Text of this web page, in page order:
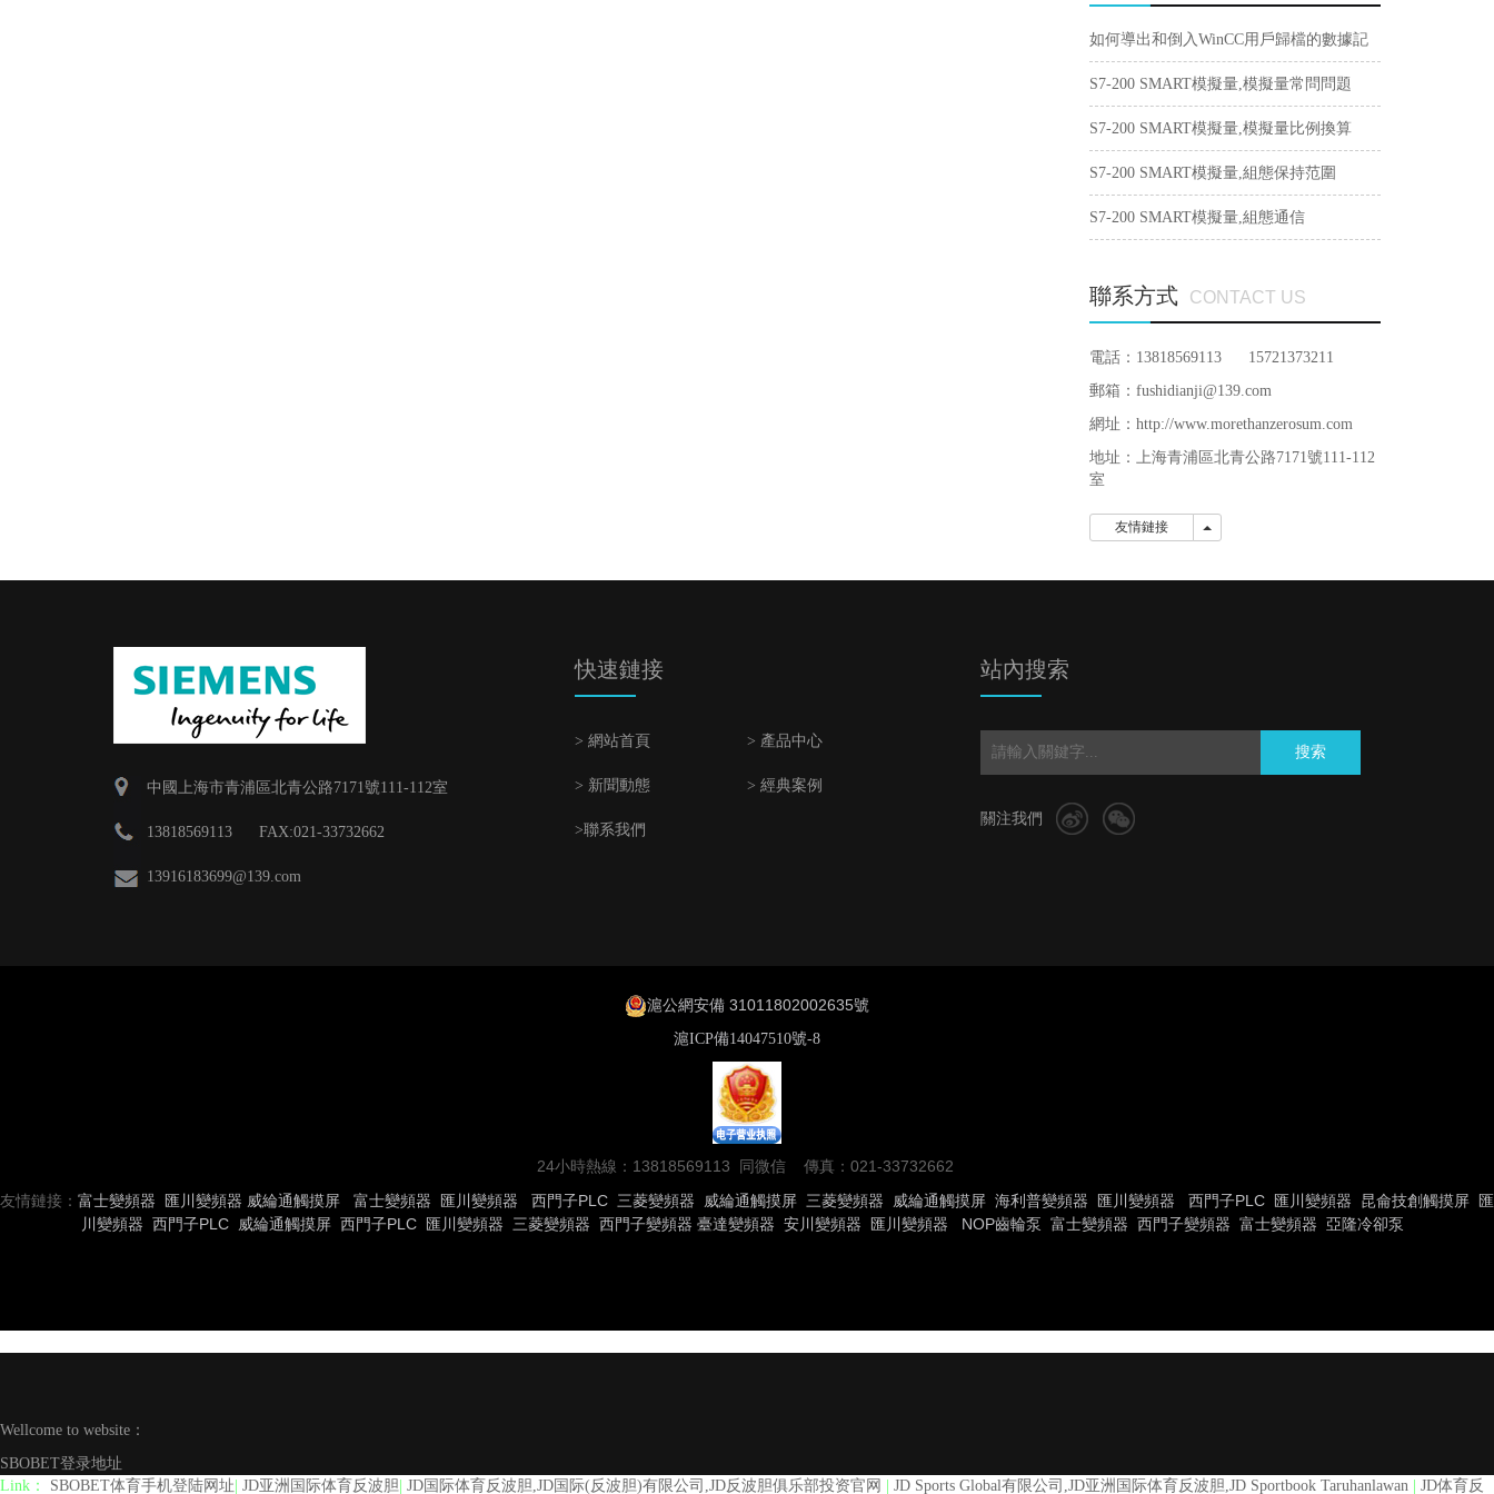
如何導出和倒入WinCC用戶歸檔的數據記
錄？
S7-200 SMART模擬量,模擬量常問問題
S7-200 SMART模擬量,模擬量比例換算
S7-200 SMART模擬量,組態保持范圍
S7-200 SMART模擬量,組態通信
聯系方式 CONTACT US
電話：13818569113 15721373211
郵箱：fushidianji@139.com
網址：http://www.morethanzerosum.com
地址： 上海青浦區北青公路7171號111-112
室
友情鏈接 友情鏈接
中國上海市青浦區北青公路7171號111-112室
13818569113 FAX:021-33732662
13916183699@139.com
快速鏈接
> 網站首頁 > 產品中心
> 新聞動態 > 經典案例
>聯系我們
站內搜索
搜索
關注我們
滬公網安備 31011802002635號
滬ICP備14047510號-8
24小時熱線：13818569113 同微信 傳真：021-33732662
友情鏈接： 富士變頻器 匯川變頻器 威綸通觸摸屏 富士變頻器 匯川變頻器 西門子PLC 三菱變頻器 威綸通觸摸屏 三菱變頻器 威綸通觸摸屏 海利普變頻器 匯川變頻器 西門子PLC 匯川變頻器 昆侖技創觸摸屏
匯
川變頻器 西門子PLC 威綸通觸摸屏 西門子PLC 匯川變頻器 三菱變頻器 西門子變頻器 臺達變頻器 安川變頻器 匯川變頻器 NOP齒輪泵 富士變頻器 西門子變頻器 富士變頻器 亞隆冷卻泵
Wellcome to website：
SBOBET登录地址
Link： SBOBET体育手机登陆网址 JD亚洲国际体育反波胆 JD国际体育反波胆,JD国际(反波胆)有限公司,JD反波胆俱乐部投资官网 JD Sports Global有限公司,JD亚洲国际体育反波胆,JD Sportbook Taruhanlawan JD体育反